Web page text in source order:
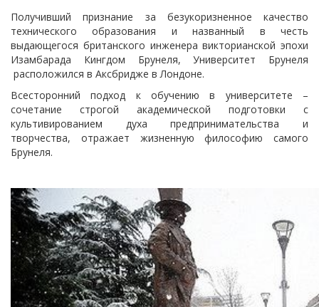
Получивший признание за безукоризненное качество
технического образования и названный в честь
выдающегося британского инженера викторианской эпохи
Изамбарада Кингдом Брунеля, Университет Брунеля
расположился в Аксбридже в Лондоне.
Всесторонний подход к обучению в университете –
сочетание строгой академической подготовки с
культивированием духа предпринимательства и
творчества, отражает жизненную философию самого
Брунеля.